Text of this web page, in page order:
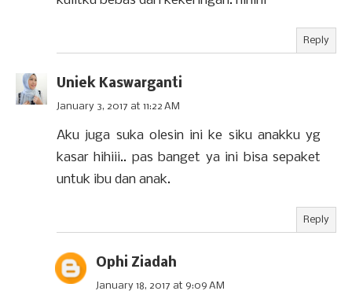
Reply
Uniek Kaswarganti
January 3, 2017 at 11:22 AM
Aku juga suka olesin ini ke siku anakku yg
kasar hihiii.. pas banget ya ini bisa sepaket
untuk ibu dan anak.
Reply
Ophi Ziadah
January 18, 2017 at 9:09 AM